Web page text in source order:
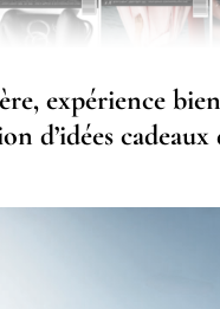
expérience
d’idées